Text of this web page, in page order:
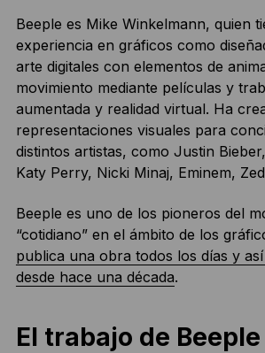
Beeple es Mike Winkelmann, quien
experiencia en gráficos como
arte digitales con elementos de
movimiento mediante películas y
aumentada y realidad virtual. Ha
representaciones visuales para
distintos artistas, como Justin
Katy Perry, Nicki Minaj, Eminem,
Beeple es uno de los pioneros del
“cotidiano” en el ámbito de los
publica una obra todos los días y
desde hace una década.
El trabajo de Beeple